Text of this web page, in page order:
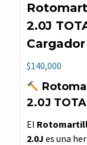
2.0J
Cargador
$140,000
2.0J
El
2.0J es una